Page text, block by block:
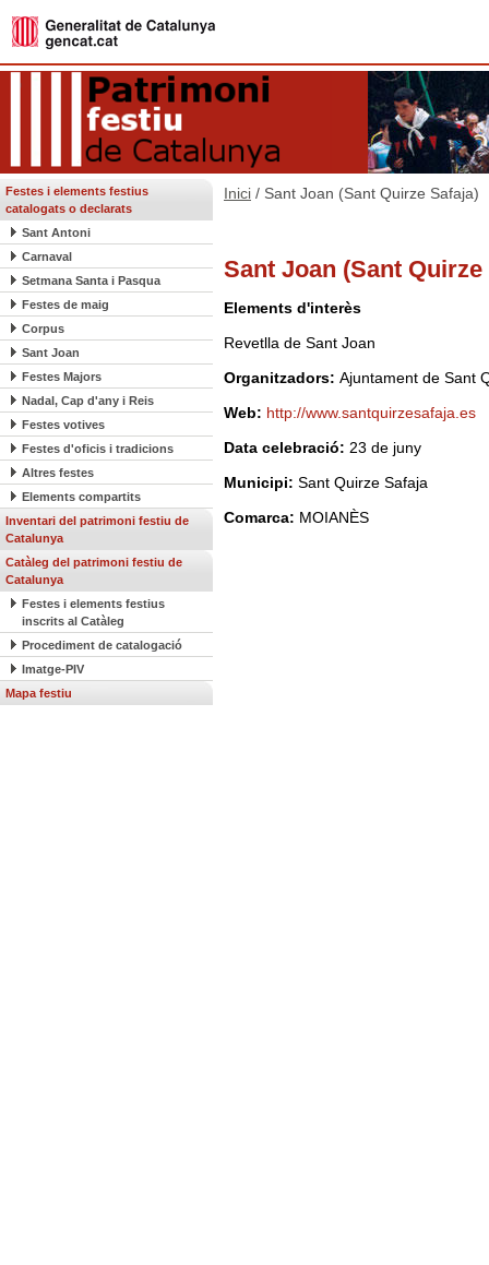
Festes i elements festius
catalogats o declarats
Sant Antoni
Carnaval
Setmana Santa i Pasqua
Festes de maig
Corpus
Sant Joan
Festes Majors
Nadal, Cap d'any i Reis
Festes votives
Festes d'oficis i tradicions
Altres festes
Elements compartits
Inventari del patrimoni festiu de
Catalunya
Catàleg del patrimoni festiu de
Catalunya
Festes i elements festius
inscrits al Catàleg
Procediment de catalogació
Imatge-PIV
Mapa festiu
Inici / Sant Joan (Sant Quirze Safaja)
Sant Joan (Sant Quirze
Elements d'interès
Revetlla de Sant Joan
Organitzadors: Ajuntament de Sant
Web: http://www.santquirzesafaja.es
Data celebració: 23 de juny
Municipi: Sant Quirze Safaja
Comarca: MOIANÈS